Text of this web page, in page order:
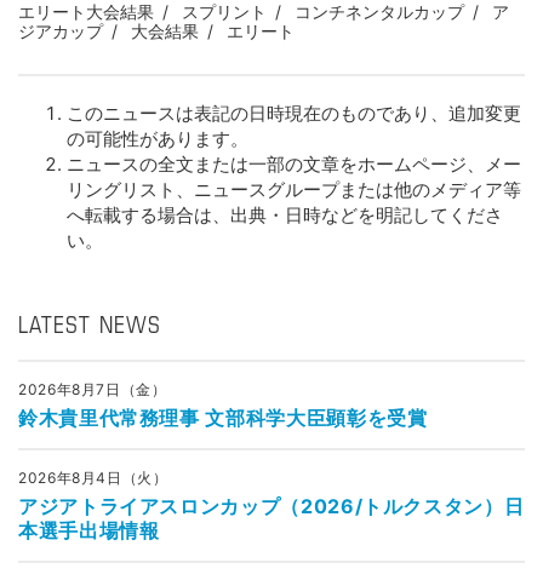
エリート大会結果 スプリント コンチネンタルカップ
ア
ジアカップ
大会結果 エリート
このニュースは表記の日時現在のものであり、追加変更
の可能性があります。
ニュースの全文または一部の文章をホームページ、メー
リングリスト、ニュースグループまたは他のメディア等
へ転載する場合は、出典・日時などを明記してくださ
い。
LATEST NEWS
2026年8月7日（金）
鈴木貴里代常務理事 文部科学大臣顕彰を受賞
2026年8月4日（火）
アジアトライアスロンカップ（2026/トルクスタン）日
本選手出場情報